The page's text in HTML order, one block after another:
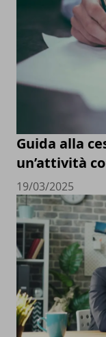
Guida alla
un’attività
19/03/2025